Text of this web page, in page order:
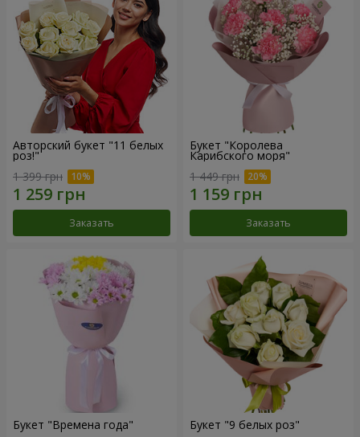
Авторский букет "11 белых
роз!"
1 399 грн
Заказать
Букет "Королева
Карибского моря"
1 449 грн
Заказать
Букет "Времена года" Букет "9 белых роз"